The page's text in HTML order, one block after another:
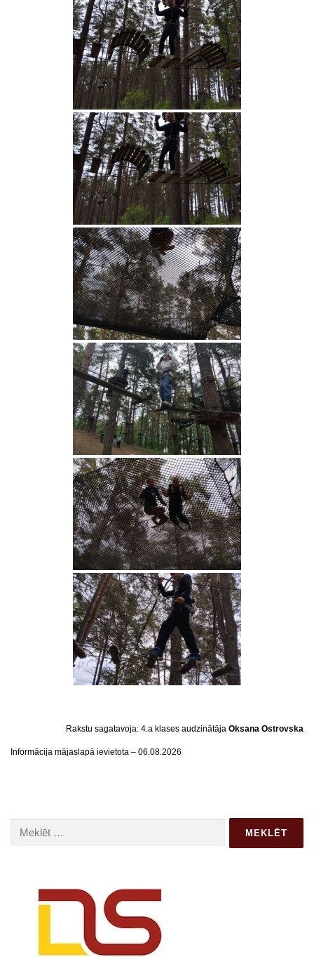
Rakstu sagatavoja: 4.a klases audzinātāja Oksana Ostrovska
Informācija mājaslapā ievietota – 06.08.2026